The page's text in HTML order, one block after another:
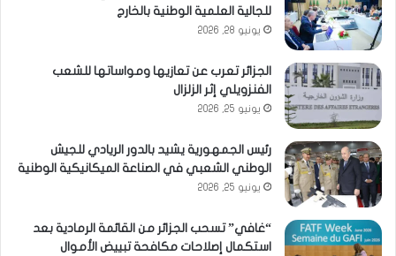
للجالية العلمية الوطنية بالخارج
يونيو 28, 2026
الجزائر تعرب عن تعازيها ومواساتها للشعب
الفنزويلي إثر الزلزال
يونيو 25, 2026
رئيس الجمهورية يشيد بالدور الريادي للجيش
الوطني الشعبي في الصناعة الميكانيكية الوطنية
يونيو 25, 2026
“غافي” تسحب الجزائر من القائمة الرمادية بعد
استكمال إصلاحات مكافحة تبييض الأموال